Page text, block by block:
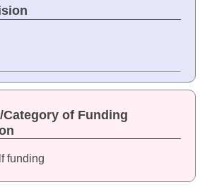
Category of Funding
funding